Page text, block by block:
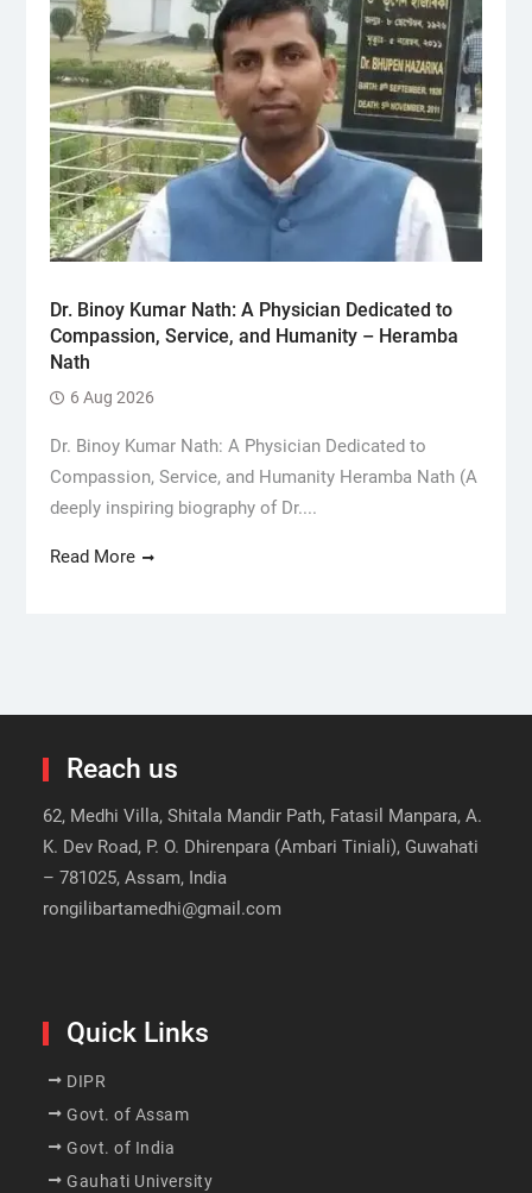
Dr. Binoy Kumar Nath: A Physician Dedicated to
Compassion, Service, and Humanity – Heramba
Nath
6 Aug 2026
Dr. Binoy Kumar Nath: A Physician Dedicated to
Compassion, Service, and Humanity Heramba Nath (A
deeply inspiring biography of Dr....
Read More
Reach us
62, Medhi Villa, Shitala Mandir Path, Fatasil Manpara, A.
K. Dev Road, P. O. Dhirenpara (Ambari Tiniali), Guwahati
– 781025, Assam, India
rongilibartamedhi@gmail.com
Quick Links
DIPR
Govt. of Assam
Govt. of India
Gauhati University